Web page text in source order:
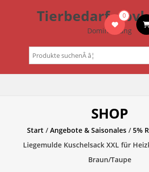
Tierbedarf –
Dominik Lang
0
Suchen
nach:
SHOP
Start /Angebote & Saisonales /5%
Liegemulde Kuschelsack XXL für
Braun/Taupe